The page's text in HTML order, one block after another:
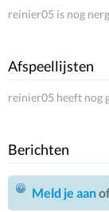
reinier05 is nog
Afspeellijsten
reinier05 heeft nog
Berichten
Meld je aan